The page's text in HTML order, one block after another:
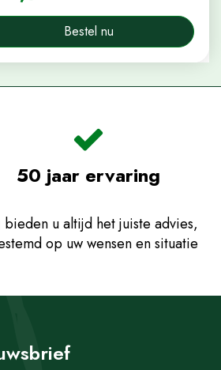
Bestel nu
50 jaar ervaring
u altijd het juiste advies,
op uw wensen en situatie